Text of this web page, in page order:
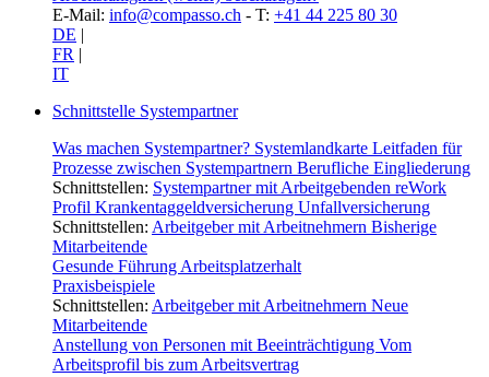
E-Mail: info@compasso.ch - T: +41 44 225 80 30
DE |
FR |
IT
Schnittstelle Systempartner
Was machen Systempartner? Systemlandkarte Leitfaden für
Prozesse zwischen Systempartnern Berufliche Eingliederung
Schnittstellen: Systempartner mit Arbeitgebenden reWork
Profil Krankentaggeldversicherung Unfallversicherung
Schnittstellen: Arbeitgeber mit Arbeitnehmern Bisherige
Mitarbeitende
Gesunde Führung Arbeitsplatzerhalt
Praxisbeispiele
Schnittstellen: Arbeitgeber mit Arbeitnehmern Neue
Mitarbeitende
Anstellung von Personen mit Beeinträchtigung Vom
Arbeitsprofil bis zum Arbeitsvertrag